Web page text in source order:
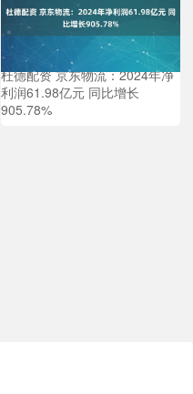
杜德配资 京东物流：2024年净
利润61.98亿元 同比增长
905.78%